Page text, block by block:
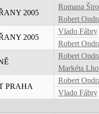
2005
Romana
Robert
2005
Vlado Fábry
Robert
Robert
Markéta
PRAHA
Robert
Vlado Fábry